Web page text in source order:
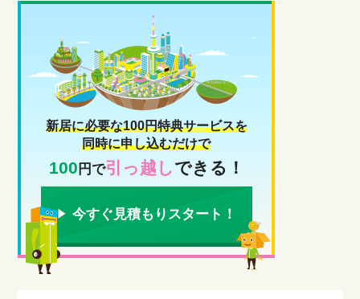
新居に必要な100円特典サービスを
同時に申し込むだけで
100 円で引っ越しできる！
今すぐ見積もりスタート！